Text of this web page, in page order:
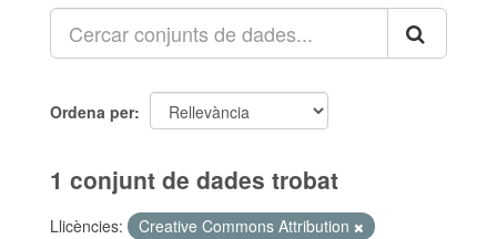
Ordena per
1 conjunt de dades trobat
Llicències:
Creative Commons Attribution